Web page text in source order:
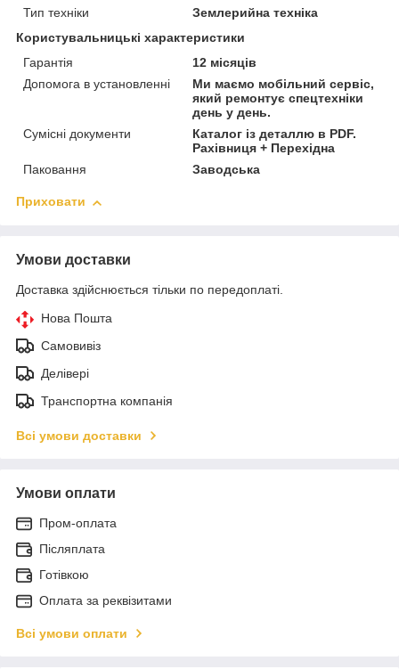
Тип техніки
Землерийна техніка
Користувальницькі характеристики
Гарантія
12 місяців
Допомога в установленні
Ми маємо мобільний сервіс,
який ремонтує спецтехніки
день у день.
Сумісні документи
Каталог із деталлю в PDF.
Рахівниця + Перехідна
Паковання
Заводська
Приховати
Умови доставки
Доставка здійснюється тільки по передоплаті.
Нова Пошта
Самовивіз
Делівері
Транспортна компанія
Всі умови доставки
Умови оплати
Пром-оплата
Післяплата
Готівкою
Оплата за реквізитами
Всі умови оплати